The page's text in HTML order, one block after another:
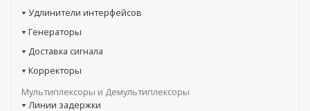
Удлинители интерфейсов
Генераторы
Доставка сигнала
Корректоры
Мультиплексоры и Демультиплексоры
Линии задержки